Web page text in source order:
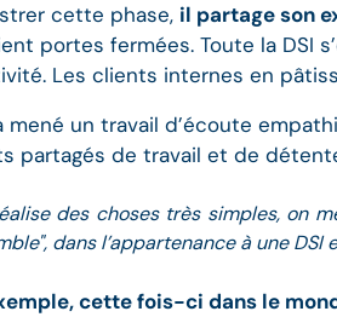
cette phase, il partage son
portes fermées. Toute la DSI
Les clients internes en
mené un travail d’écoute
partagés de travail et de
des choses très simples, on
dans l’appartenance à une DSI
cette fois-ci dans le